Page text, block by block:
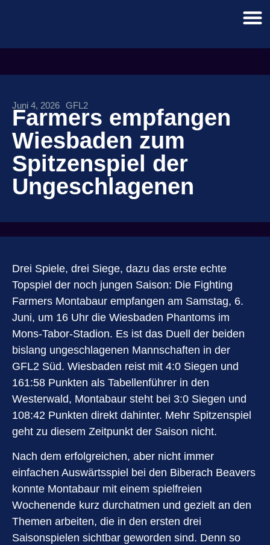
Juni 4, 2026 GFL2
Farmers empfangen
Wiesbaden zum
Spitzenspiel der
Ungeschlagenen
Drei Spiele, drei Siege, dazu das erste echte
Topspiel der noch jungen Saison: Die Fighting
Farmers Montabaur empfangen am Samstag, 6.
Juni, um 16 Uhr die Wiesbaden Phantoms im
Mons-Tabor-Stadion. Es ist das Duell der beiden
bislang ungeschlagenen Mannschaften in der
GFL2 Süd. Wiesbaden reist mit 4:0 Siegen und
161:58 Punkten als Tabellenführer in den
Westerwald, Montabaur steht bei 3:0 Siegen und
108:42 Punkten direkt dahinter. Mehr Spitzenspiel
geht zu diesem Zeitpunkt der Saison nicht.
Nach dem erfolgreichen, aber nicht immer
einfachen Auswärtsspiel bei den Biberach Beavers
konnte Montabaur mit einem spielfreien
Wochenende kurz durchatmen und gezielt an den
Themen arbeiten, die in den ersten drei
Saisonspielen sichtbar geworden sind. Denn so